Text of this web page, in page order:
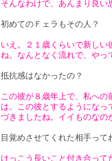
そんなわけで、あんまり良い
初めてのＦェラもその人？
いえ。２１歳くらいで新し
ね。なんとなく流れで、や
抵抗感はなかったの？
この彼が８歳年上で、私への
は。この彼とするようになっ
づきましたね。イイものなの
目覚めさせてくれた相手って
けっこう長いこと付き合って